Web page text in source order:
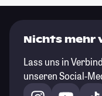
Nichts mehr
Lass uns in
unseren Social-